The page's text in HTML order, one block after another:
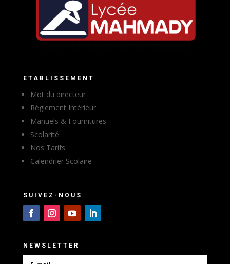
ETABLISSEMENT
Mot du directeur
Règlement Intérieur
Manuels & Fournitures
Scolarité
Nos Tarifs
Calendrier Scolaire
SUIVEZ-NOUS
NEWSLETTER